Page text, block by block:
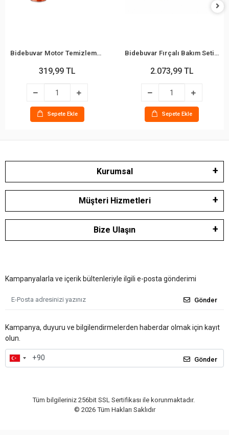
Bidebuvar Motor Temizleme Spreyi - 500 ml - Güçlü Formül
319,99 TL
Sepete Ekle
Bidebuvar Fırçalı Bakım Seti - 21 Parça - Matkap Uyumlu Parçalar
2.073,99 TL
Sepete Ekle
Kurumsal
Müşteri Hizmetleri
Bize Ulaşın
Kampanyalarla ve içerik bültenleriyle ilgili e-posta gönderimi
Gönder
Kampanya, duyuru ve bilgilendirmelerden haberdar olmak için kayıt
olun.
Gönder
Tüm bilgileriniz 256bit SSL Sertifikası ile korunmaktadır.
© 2026 Tüm Hakları Saklıdır